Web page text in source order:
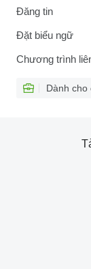
Đăng tin
Đặt biểu ngữ
Chương trình
Dành cho